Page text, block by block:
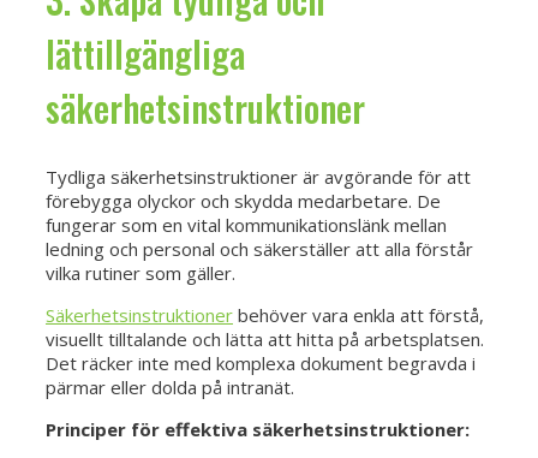
lättillgängliga
säkerhetsinstruktioner
Tydliga säkerhetsinstruktioner är avgörande för att
förebygga olyckor och skydda medarbetare. De
fungerar som en vital kommunikationslänk mellan
ledning och personal och säkerställer att alla förstår
vilka rutiner som gäller.
Säkerhetsinstruktioner behöver vara enkla att förstå,
visuellt tilltalande och lätta att hitta på arbetsplatsen.
Det räcker inte med komplexa dokument begravda i
pärmar eller dolda på intranät.
Principer för effektiva säkerhetsinstruktioner: